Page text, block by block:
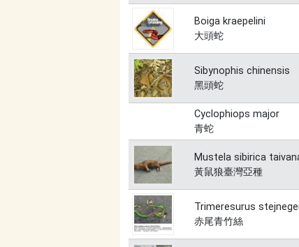
Boiga kraepelini
大頭蛇
Sibynophis chinensis
黑頭蛇
Cyclophiops major
青蛇
Mustela sibirica
黃鼠狼臺灣亞種
Trimeresurus
赤尾青竹絲